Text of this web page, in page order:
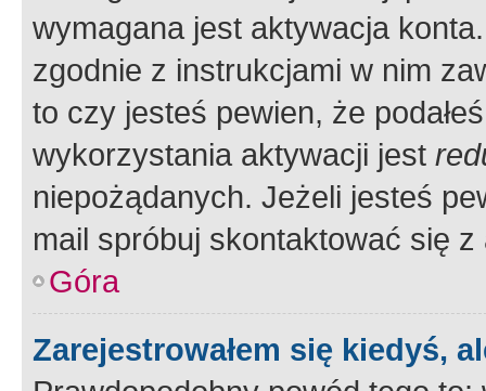
wymagana jest aktywacja
zgodnie z instrukcjami w nim
to czy jesteś pewien, że
wykorzystania aktywacji jest
niepożądanych. Jeżeli jesteś
mail spróbuj skontaktować się
Góra
Zarejestrowałem się kiedyś,